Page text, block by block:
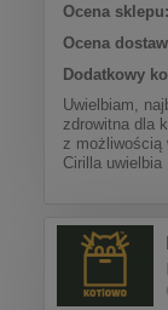
Ocena sklepu:
Ocena
Dodatkowy
Uwielbiam,
zdrowitna dla
z możliwością
Cirilla uwielbia